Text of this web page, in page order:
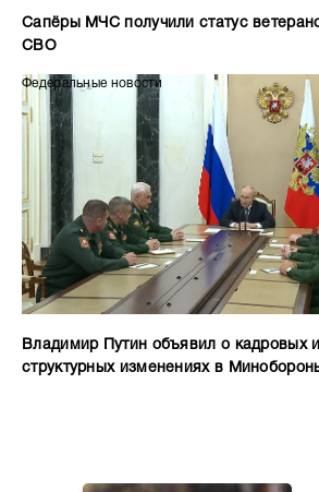
Сапёры МЧС получили статус
СВО
Федеральные новости
Владимир Путин объявил о кадровых и
структурных изменениях в